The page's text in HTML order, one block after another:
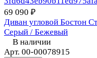
69 090 ₽
Диван угловой Бостон
Серый / Бежевый
В наличии
Арт. 00-00078915